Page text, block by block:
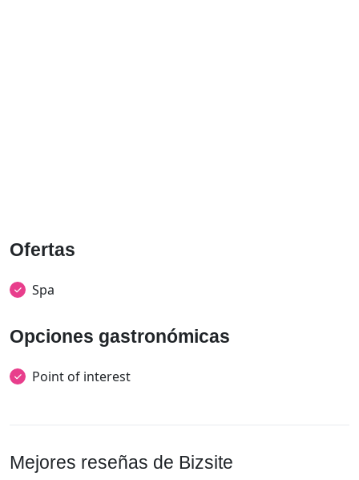
Ofertas
Spa
Opciones gastronómicas
Point of interest
Mejores reseñas de Bizsite